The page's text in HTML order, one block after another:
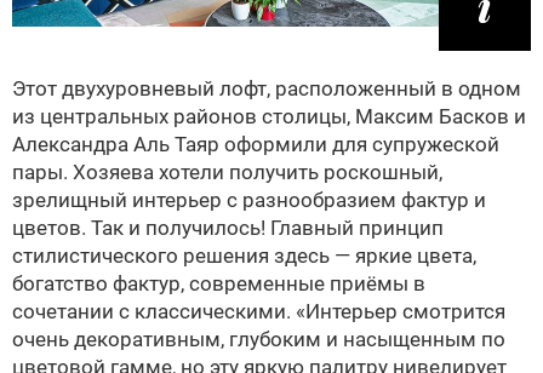
Этот двухуровневый лофт, расположенный в одном
из центральных районов столицы, Максим Басков и
Александра Аль Таяр оформили для супружеской
пары. Хозяева хотели получить роскошный,
зрелищный интерьер с разнообразием фактур и
цветов. Так и получилось! Главный принцип
стилистического решения здесь — яркие цвета,
богатство фактур, современные приёмы в
сочетании с классическими. «Интерьер смотрится
очень декоративным, глубоким и насыщенным по
цветовой гамме, но эту яркую палитру нивелирует